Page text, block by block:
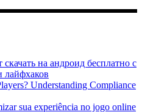
на андроид бесплатно с
лайфхаков
Understanding Compliance
sua experiência no jogo online